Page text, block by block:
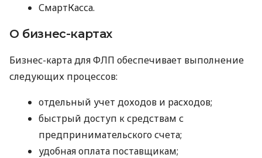
СмартКасса.
О бизнес-картах
Бизнес-карта для ФЛП обеспечивает выполнение
следующих процессов:
отдельный учет доходов и расходов;
быстрый доступ к средствам с
предпринимательского счета;
удобная оплата поставщикам;